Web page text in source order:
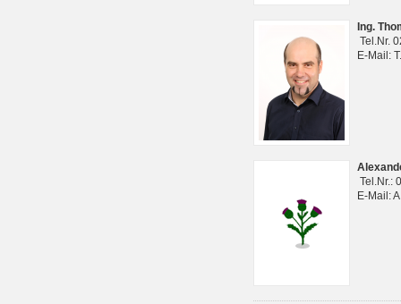
Ing.
Tel.Nr.
E-Mail:
Tel.Nr.:
E-Mail: